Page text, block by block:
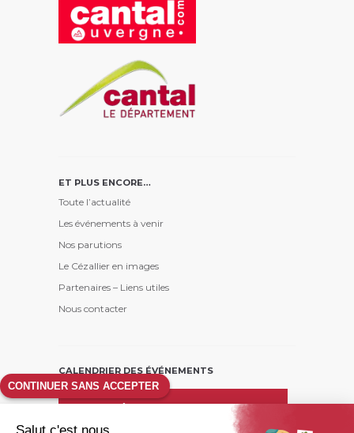
ET PLUS ENCORE…
Toute l’actualité
Les événements à venir
Nos parutions
Le Cézallier en images
Partenaires – Liens utiles
Nous contacter
CALENDRIER DES ÉVÉNEMENTS
août26
CONTINUER SANS ACCEPTER